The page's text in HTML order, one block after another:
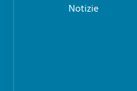
Notizie